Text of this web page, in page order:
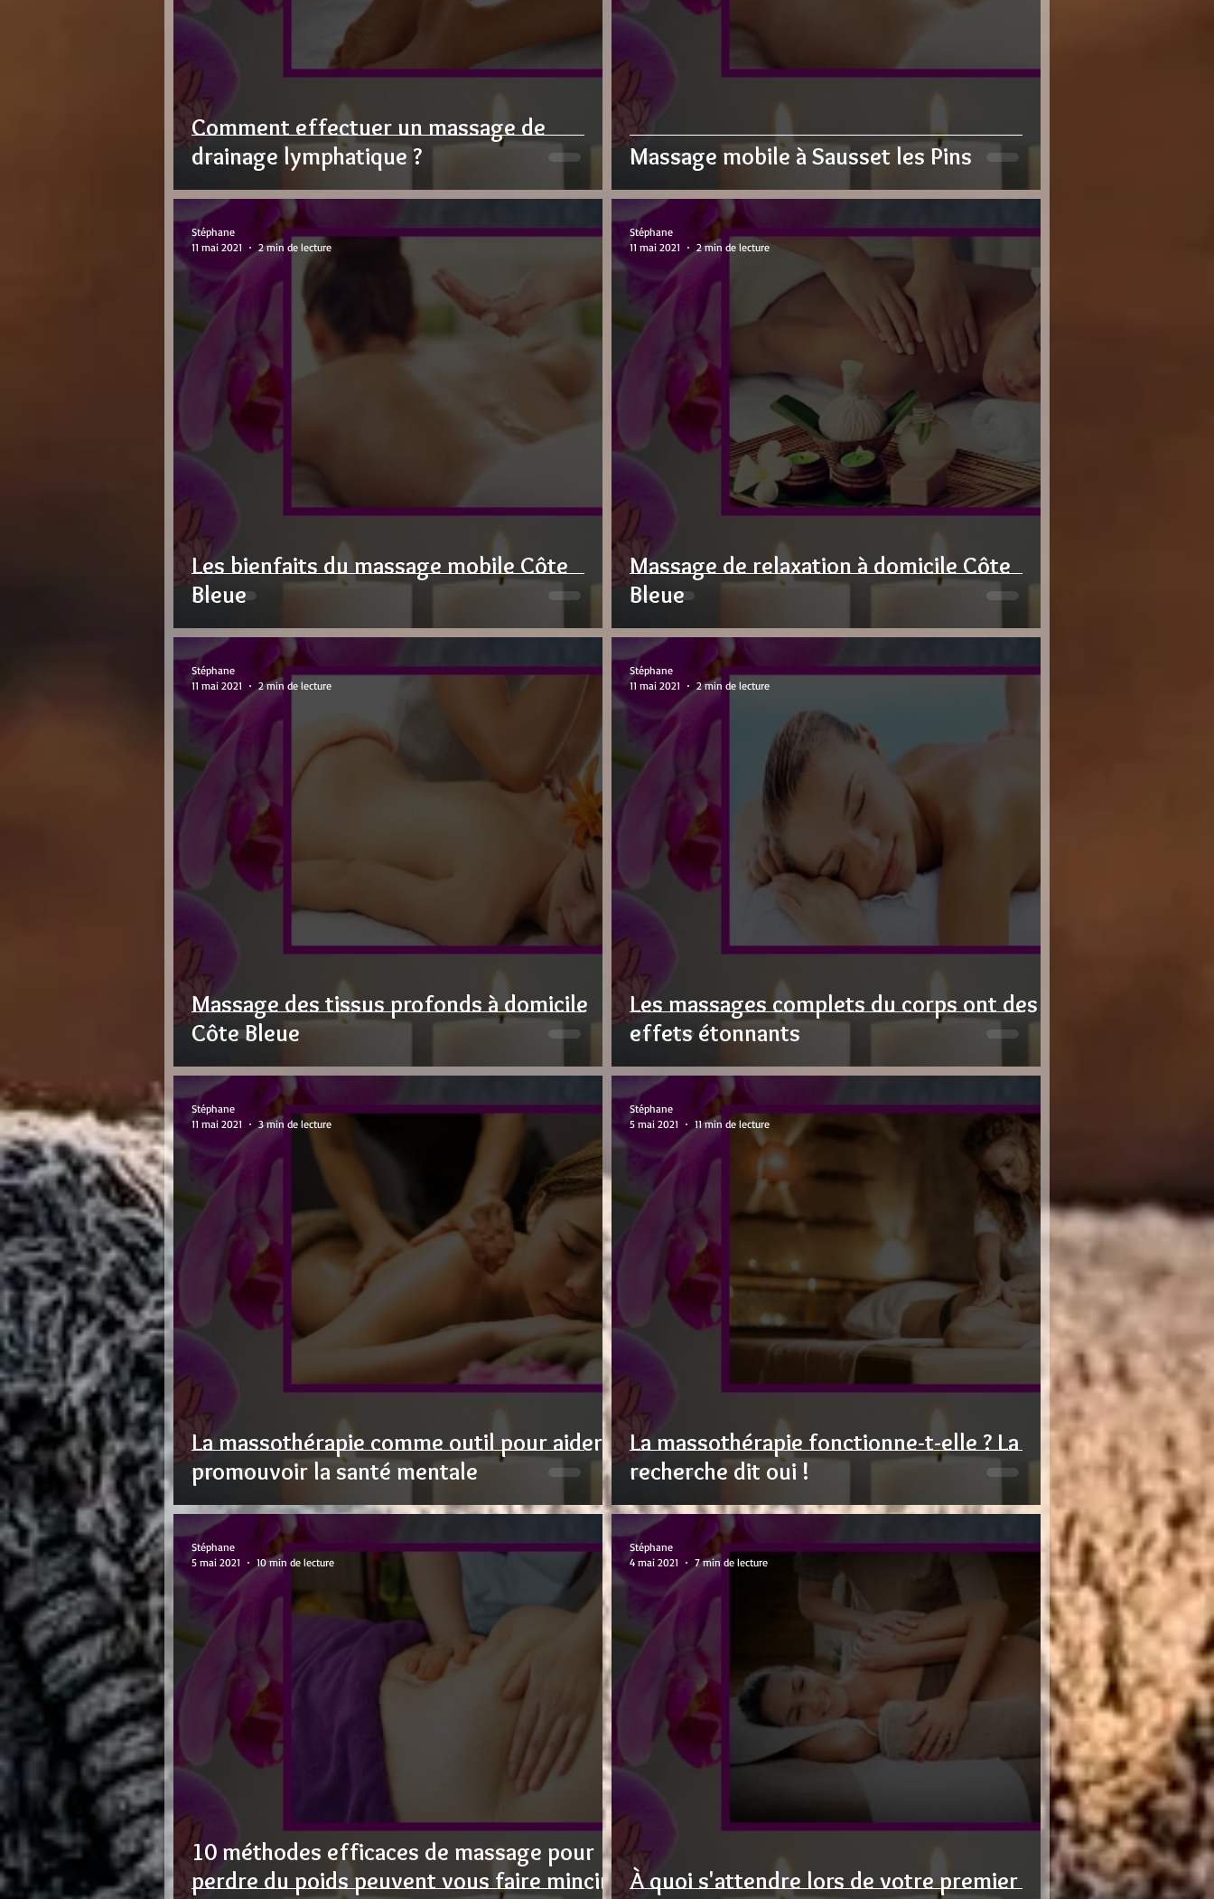
Comment effectuer un massage de
drainage lymphatique ?
Massage mobile à Sausset les Pins
Les bienfaits du massage mobile Côte
Bleue
Stéphane
11 mai 2021
2 min de lecture
Massage de relaxation à domicile Côte
Bleue
Stéphane
11 mai 2021
2 min de lecture
Massage des tissus profonds à domicile
Côte Bleue
Stéphane
11 mai 2021
2 min de lecture
Les massages complets du corps ont des
effets étonnants
Stéphane
11 mai 2021
2 min de lecture
La massothérapie comme outil pour aider à
promouvoir la santé mentale
Stéphane
11 mai 2021
3 min de lecture
La massothérapie fonctionne-t-elle ? La
recherche dit oui !
Stéphane
5 mai 2021
11 min de lecture
10 méthodes efficaces de massage pour
perdre du poids peuvent vous faire mincir
Stéphane
5 mai 2021
10 min de lecture
À quoi s'attendre lors de votre premier
Stéphane
4 mai 2021
7 min de lecture